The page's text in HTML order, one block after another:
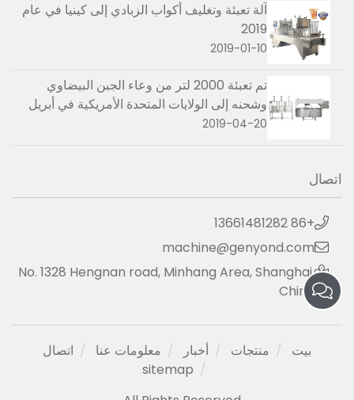
آلة تعبئة وتغليف أكواب الزبادي إلى كينيا في عام
2019
2019-01-10
تم تعبئة 2000 لتر من وعاء الجبن البيضاوي
وشحنه إلى الولايات المتحدة الأمريكية في أبريل
2019
2019-04-20
اتصال
+86 13661481282
machine@genyond.com
No. 1328 Hengnan road, Minhang Area, Shanghai,
China
بيت منتجات أخبار معلومات عنا
اتصال
sitemap